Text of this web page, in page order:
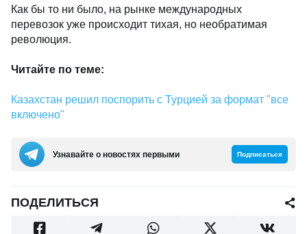
Как бы то ни было, на рынке международных
перевозок уже происходит тихая, но необратимая
революция.
Читайте по теме:
Казахстан решил поспорить с Турцией за формат "все
включено"
Узнавайте о новостях первыми Подписаться
ПОДЕЛИТЬСЯ